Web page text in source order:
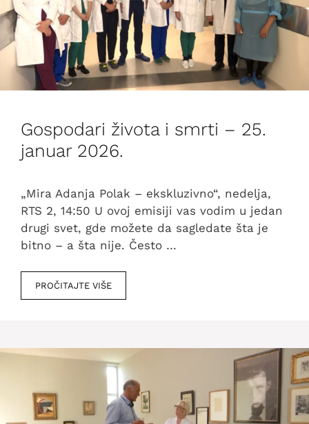
Gospodari života i smrti – 25.
januar 2026.
„Mira Adanja Polak – ekskluzivno“, nedelja,
RTS 2, 14:50 U ovoj emisiji vas vodim u jedan
drugi svet, gde možete da sagledate šta je
bitno – a šta nije. Često …
PROČITAJTE VIŠE